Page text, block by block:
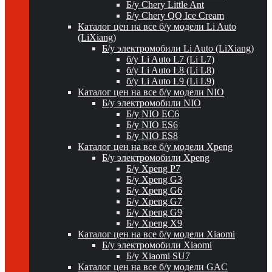
Б/у Chery Little Ant
Б/у Chery QQ Ice Cream
Каталог цен на все б/у модели Li Auto
(LiXiang)
Б/у электромобили Li Auto (LiXiang)
б/у Li Auto L7 (Li L7)
б/у Li Auto L8 (Li L8)
б/у Li Auto L9 (Li L9)
Каталог цен на все б/у модели NIO
Б/у электромобили NIO
Б/у NIO EC6
Б/у NIO ES6
Б/у NIO ES8
Каталог цен на все б/у модели Xpeng
Б/у электромобили Xpeng
Б/у Xpeng P7
Б/у Xpeng G3
Б/у Xpeng G6
Б/у Xpeng G7
Б/у Xpeng G9
Б/у Xpeng X9
Каталог цен на все б/у модели Xiaomi
Б/у электромобили Xiaomi
Б/у Xiaomi SU7
Каталог цен на все б/у модели GAC